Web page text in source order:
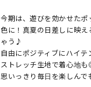
今期は、遊びを効かせた
色に！真夏の日差しに映
ゃう♪
自由にポジティブにハイテ
ストレッチ生地で着心地
思いっきり毎日を楽しん